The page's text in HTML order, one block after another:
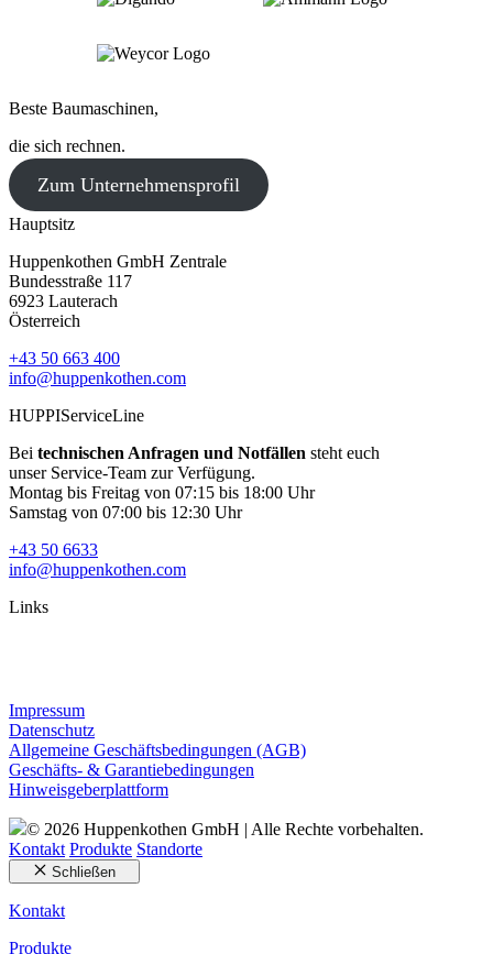
Beste Baumaschinen,
die sich rechnen.
Zum Unternehmensprofil
Hauptsitz
Huppenkothen GmbH Zentrale
Bundesstraße 117
6923 Lauterach
Österreich
+43 50 663 400
info@huppenkothen.com
HUPPIServiceLine
Bei technischen Anfragen und Notfällen steht euch
unser Service-Team zur Verfügung.
Montag bis Freitag von 07:15 bis 18:00 Uhr
Samstag von 07:00 bis 12:30 Uhr
+43 50 6633
info@huppenkothen.com
Links
Impressum
Datenschutz
Allgemeine Geschäftsbedingungen (AGB)
Geschäfts- & Garantiebedingungen
Hinweisgeberplattform
© 2026 Huppenkothen GmbH | Alle Rechte vorbehalten.
Kontakt Produkte Standorte
Schließen
Kontakt
Produkte